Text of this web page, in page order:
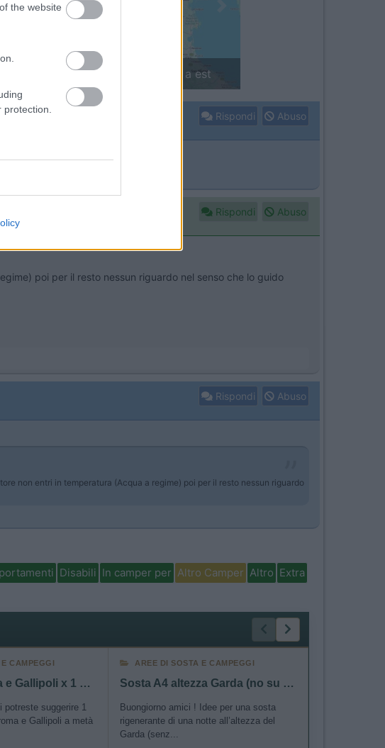
the website
Alpino: da ovest a est Finlandia in camper: il piccolo sentiero
Previous
Rispondi Abuso
in vita mia, ne tanto meno un turbo.
Rispondi Abuso
poi per il resto nessun riguardo nel senso che lo guido
Rispondi Abuso
non entri in temperatura (Acqua a regime) poi per il resto nessun riguardo
Disabili In camper per Altro Camper Altro Extra
CAMPEGGI
Sosta tra Roma e Gallipoli x 1 notte
potreste suggerire 1
e Gallipoli a metà
AREE DI SOSTA E CAMPEGGI
Sosta A4 altezza Garda (no su lago)
Buongiorno amici ! Idee per una sosta
rigenerante di una notte all’altezza del
Garda (senz...